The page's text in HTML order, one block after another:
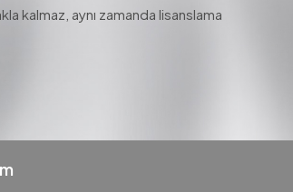
kalmaz, aynı zamanda lisanslama